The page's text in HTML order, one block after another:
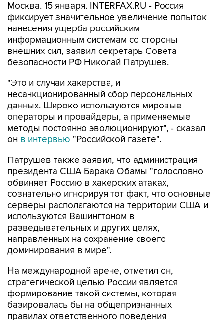
Москва. 15 января. INTERFAX.RU - Россия
фиксирует значительное увеличение попыток
нанесения ущерба российским
информационным системам со стороны
внешних сил, заявил секретарь Совета
безопасности РФ Николай Патрушев.
"Это и случаи хакерства, и
несанкционированный сбор персональных
данных. Широко используются мировые
операторы и провайдеры, а применяемые
методы постоянно эволюционируют", - сказал
он в интервью "Российской газете".
Патрушев также заявил, что администрация
президента США Барака Обамы "голословно
обвиняет Россию в хакерских атаках,
сознательно игнорируя тот факт, что основные
серверы располагаются на территории США и
используются Вашингтоном в
разведывательных и других целях,
направленных на сохранение своего
доминирования в мире".
На международной арене, отметил он,
стратегической целью России является
формирование такой системы, которая
базировалась бы на общепризнанных
правилах ответственного поведения